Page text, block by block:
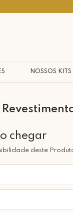
NOSSOS KITS
deste